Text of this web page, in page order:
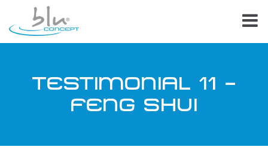
TESTIMONIAL 11 –
FENG SHUI